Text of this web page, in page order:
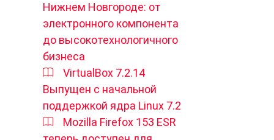
Нижнем Новгороде: от
электронного компонента
до высокотехнологичного
бизнеса
VirtualBox 7.2.14
Выпущен с начальной
поддержкой ядра Linux 7.2
Mozilla Firefox 153 ESR